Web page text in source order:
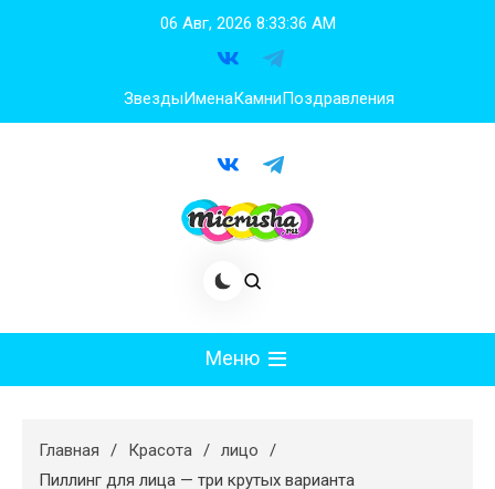
06 Авг, 2026 8:33:37 AM
ЗвездыИменаКамниПоздравления
Меню
Худеем
Главная Красота
лицо
Пиллинг для лица — три крутых варианта